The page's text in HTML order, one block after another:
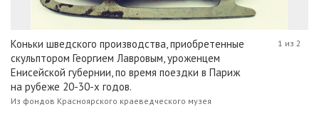
Коньки шведского производства, приобретенные
скульптором Георгием Лавровым, уроженцем
Енисейской губернии, по время поездки в Париж
на рубеже 20-30-х годов.
Из фондов Красноярского краеведческого музея
1 из 2